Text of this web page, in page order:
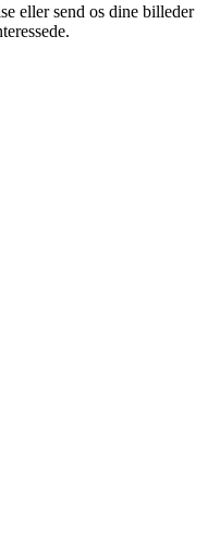
eller send os dine billeder